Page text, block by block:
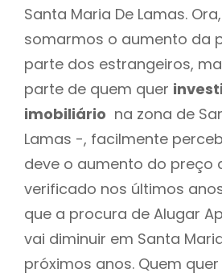
Santa Maria De Lamas.
somarmos o aumento da
parte dos estrangeiros,
parte de quem quer
imobiliário na zona de
Lamas -, facilmente
deve o aumento do preço
verificado nos últimos
que a procura de Alugar
vai diminuir em Santa
próximos anos. Quem